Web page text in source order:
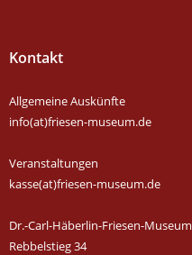
Kontakt
Allgemeine Auskünfte
info(at)friesen-museum.de
Veranstaltungen
kasse(at)friesen-museum.de
Dr.-Carl-Häberlin-Friesen-Museum
Rebbelstieg 34